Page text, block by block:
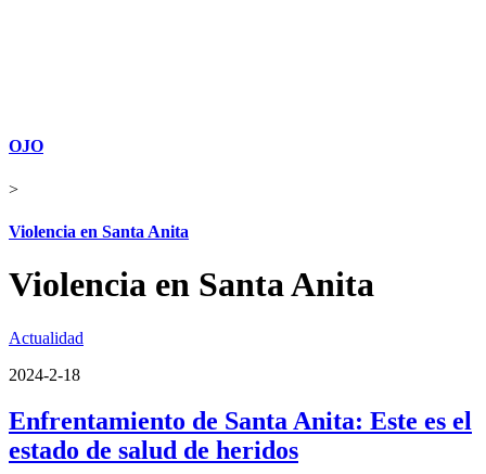
OJO
>
Violencia en Santa Anita
Violencia en Santa Anita
Actualidad
2024-2-18
Enfrentamiento de Santa Anita: Este es el
estado de salud de heridos